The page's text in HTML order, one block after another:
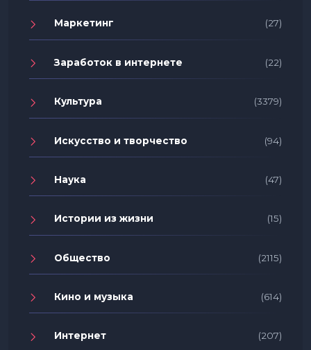
Маркетинг (27)
Заработок в интернете (22)
Культура (3379)
Искусство и творчество (94)
Наука (47)
Истории из жизни (15)
Общество (2115)
Кино и музыка (614)
Интернет (207)